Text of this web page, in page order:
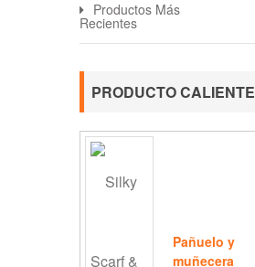
Productos Más
Recientes
PRODUCTO CALIENTE
Pañuelo y
muñecera